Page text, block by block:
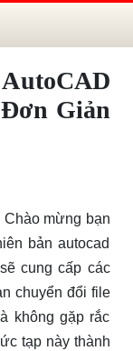
Giản
Chào mừng bạn
bản autocad
cung cấp các
chuyển đổi file
không gặp rắc
tạp này thành